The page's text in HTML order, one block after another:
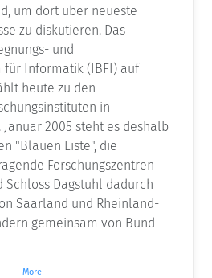
um dort über neueste
zu diskutieren. Das
und
für Informatik (IBFI) auf
heute zu den
in
Januar 2005 steht es deshalb
"Blauen Liste", die
Forschungszentren
Schloss Dagstuhl dadurch
Saarland und Rheinland-
gemeinsam von Bund
More